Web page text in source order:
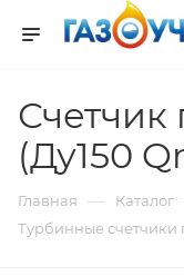
Счетчик
(Ду150
Главная — Каталог
Турбинные счетчики